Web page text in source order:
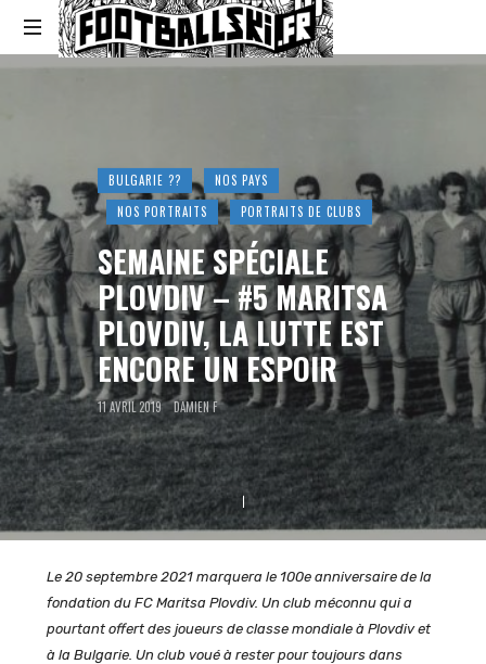
Footballski
d'Europe
de
l'Est
BULGARIE ??
NOS PAYS
NOS PORTRAITS
PORTRAITS DE CLUBS
SEMAINE SPÉCIALE
PLOVDIV – #5 MARITSA
PLOVDIV, LA LUTTE EST
ENCORE UN ESPOIR
11 AVRIL 2019 DAMIEN F
Le 20 septembre 2021 marquera le 100e anniversaire de la
fondation du FC Maritsa Plovdiv. Un club méconnu qui a
pourtant offert des joueurs de classe mondiale à Plovdiv et
à la Bulgarie. Un club voué à rester pour toujours dans